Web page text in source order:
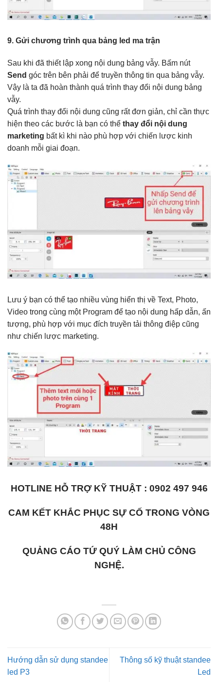
9. Gửi chương trình qua bảng led ma trận
Sau khi đã thiết lập xong nội dung bảng vẫy. Bấm nút
Send góc trên bên phải để truyền thông tin qua bảng vẫy.
Vậy là ta đã hoàn thành quá trình thay đổi nội dung bảng
vẫy.
Quá trình thay đổi nội dung cũng rất đơn giản, chỉ cần thực
hiện theo các bước là bạn có thể thay đổi nội dung
marketing bất kì khi nào phù hợp với chiến lược kinh
doanh mỗi giai đoạn.
Lưu ý bạn có thể tạo nhiều vùng hiển thị về Text, Photo,
Video trong cùng một Program để tạo nội dung hấp dẫn, ấn
tượng, phù hợp với mục đích truyền tải thông điệp cũng
như chiến lược marketing.
HOTLINE HỖ TRỢ KỸ THUẬT : 0902 497 946
CAM KẾT KHẮC PHỤC SỰ CỐ TRONG VÒNG
48H
QUẢNG CÁO TỨ QUÝ LÀM CHỦ CÔNG
NGHỆ.
Hướng dẫn sử dụng standee
led P3
Thông số kỹ thuật standee
Led